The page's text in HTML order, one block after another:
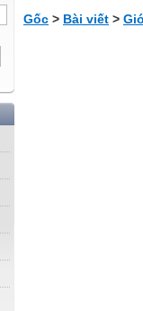
Gốc > Bài viết >